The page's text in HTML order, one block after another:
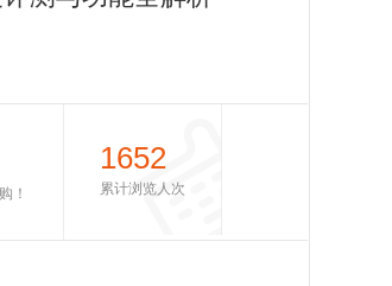
！
1652
累计浏览人次